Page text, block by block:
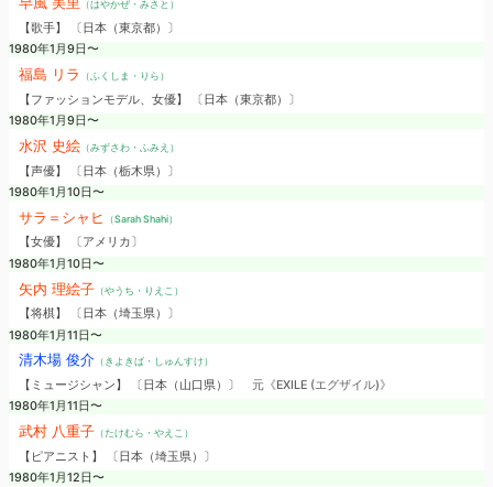
（はやかぜ・みさと）
【歌手】 〔日本（東京都）〕
1980年1月9日〜
福島 リラ （ふくしま・りら）
【ファッションモデル、女優】 〔日本（東京都）〕
1980年1月9日〜
水沢 史絵（みずさわ・ふみえ）
【声優】 〔日本（栃木県）〕
1980年1月10日〜
サラ＝シャヒ （Sarah Shahi）
【女優】 〔アメリカ〕
1980年1月10日〜
矢内 理絵子（やうち・りえこ）
【将棋】 〔日本（埼玉県）〕
1980年1月11日〜
清木場 俊介（きよきば・しゅんすけ）
【ミュージシャン】 〔日本（山口県）〕 元《EXILE (エグザイル)》
1980年1月11日〜
武村 八重子（たけむら・やえこ）
【ピアニスト】 〔日本（埼玉県）〕
1980年1月12日〜